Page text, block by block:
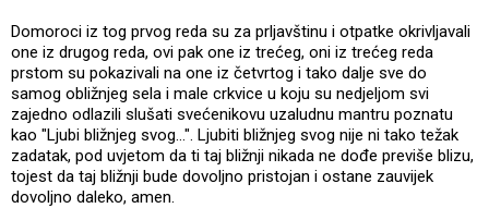
Domoroci iz tog prvog reda su za prljavštinu i otpatke okrivljavali
one iz drugog reda, ovi pak one iz trećeg, oni iz trećeg reda
prstom su pokazivali na one iz četvrtog i tako dalje sve do
samog obližnjeg sela i male crkvice u koju su nedjeljom svi
zajedno odlazili slušati svećenikovu uzaludnu mantru poznatu
kao "Ljubi bližnjeg svog...". Ljubiti bližnjeg svog nije ni tako težak
zadatak, pod uvjetom da ti taj bližnji nikada ne dođe previše blizu,
tojest da taj bližnji bude dovoljno pristojan i ostane zauvijek
dovoljno daleko, amen.